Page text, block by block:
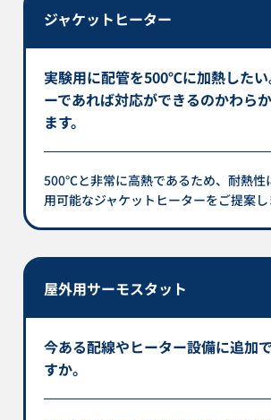
ジャケットヒーター
実験用に配管を500℃に加熱した
ーであれば対応ができるのかわら
ます。
500℃と非常に高熱であるため、耐熱性
用可能なジャケットヒーターをご提案し
屋外用サーモスタット
今ある配線やヒーター設備に追加
すか。